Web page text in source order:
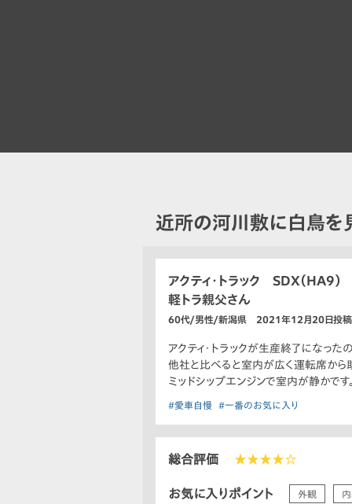
近所の河川敷に白鳥を
アクティ・トラック SDX（HA9）
軽トラ親父さん
60代/男性/新潟県 2021年12月20日投稿
アクティ・トラックが生産終了になった
他社と比べると室内が広く運転席から
ミッドシップエンジンで室内が静かです
#愛車自慢 #一番のお気に入り
総合評価 ★★★★☆
お気に入りポイント 外観